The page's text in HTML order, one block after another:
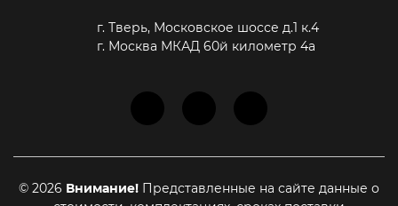
г. Тверь, Московское шоссе д.1 к.4
г. Москва МКАД 60й километр 4а
© 2026 Внимание! Представленные на сайте данные о